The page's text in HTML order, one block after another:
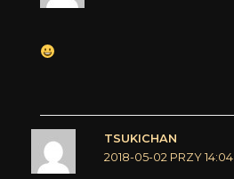
TSUKICHAN
2018-05-02 PRZY 14:04